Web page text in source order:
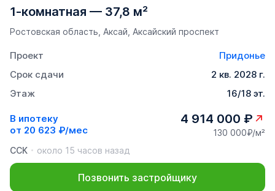
1-комнатная — 37,8 м²
Ростовская область, Аксай, Аксайский проспект
Проект
Придонье
Срок сдачи
2 кв. 2028 г.
Этаж
16/18 эт.
В ипотеку
от 20 623 ₽/мес
4 914 000 ₽
130 000₽/м²
ССК
около 15 часов назад
Позвонить застройщику